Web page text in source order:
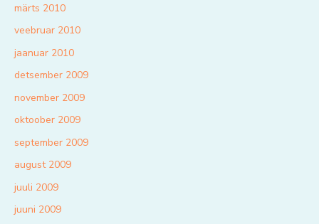
märts 2010
veebruar 2010
jaanuar 2010
detsember 2009
november 2009
oktoober 2009
september 2009
august 2009
juuli 2009
juuni 2009